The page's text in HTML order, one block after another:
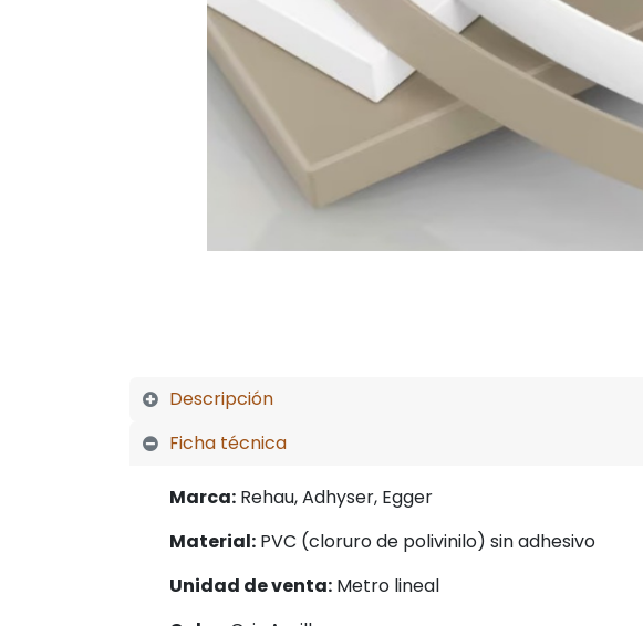
Descripción
Ficha técnica
Marca: Rehau, Adhyser, Egger
Material: PVC (cloruro de polivinilo) sin adhesivo
Unidad de venta: Metro lineal